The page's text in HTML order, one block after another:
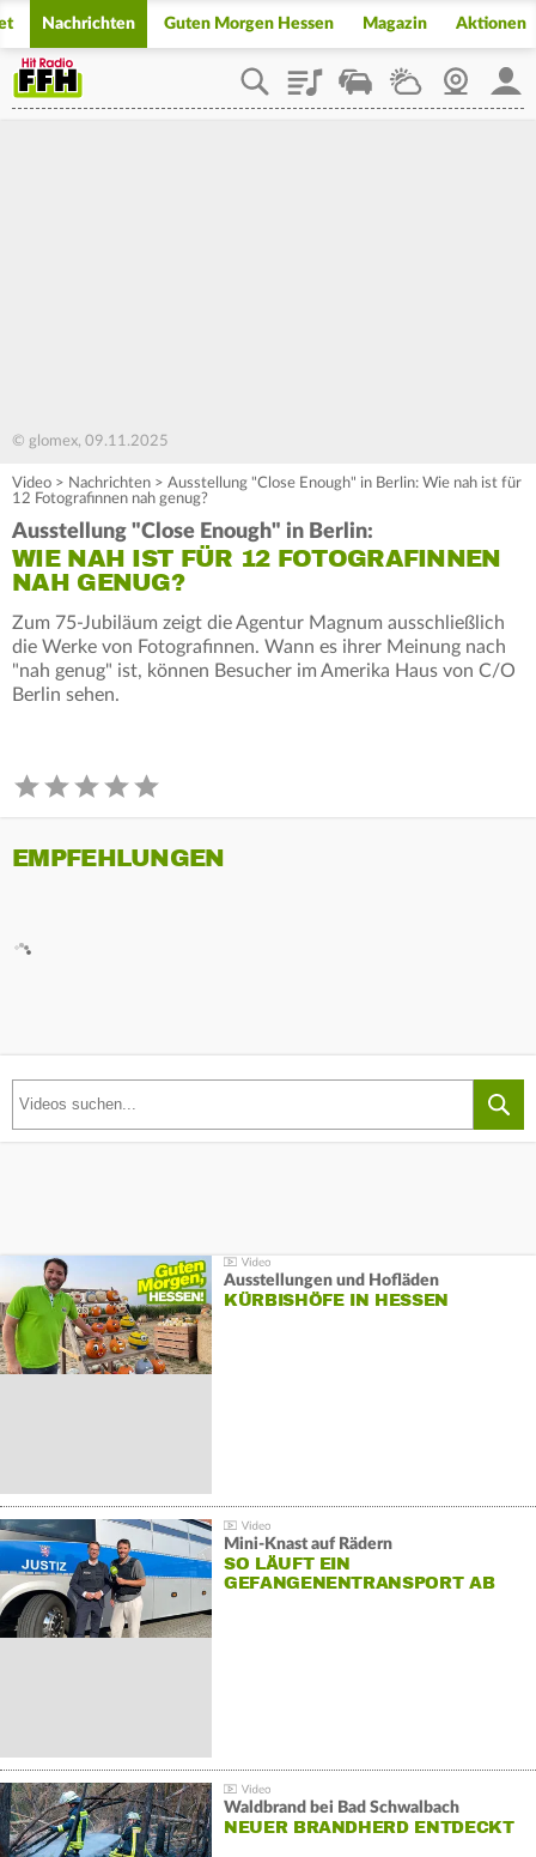
Nachrichten Guten Morgen Hessen Magazin Aktionen
PlaylistStaupilotWetterWebcam
© glomex, 09.11.2025
Video > Nachrichten > Ausstellung "Close Enough" in Berlin: Wie nah ist für
12 Fotografinnen nah genug?
Ausstellung "Close Enough" in Berlin:
WIE NAH IST FÜR 12 FOTOGRAFINNEN
NAH GENUG?
Zum 75-Jubiläum zeigt die Agentur Magnum ausschließlich
die Werke von Fotografinnen. Wann es ihrer Meinung nach
"nah genug" ist, können Besucher im Amerika Haus von C/O
Berlin sehen.
EMPFEHLUNGEN
Ausstellungen und Hofläden
KÜRBISHÖFE IN HESSEN
Mini-Knast auf Rädern
SO LÄUFT EIN
GEFANGENENTRANSPORT AB
Waldbrand bei Bad Schwalbach
NEUER BRANDHERD ENTDECKT